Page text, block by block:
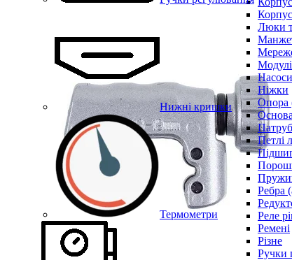
Люки
Ніжки
Опора
Петлі
Ребра
Реле
Ремені
Різне
Ручки
Нижні кришки
Термометри